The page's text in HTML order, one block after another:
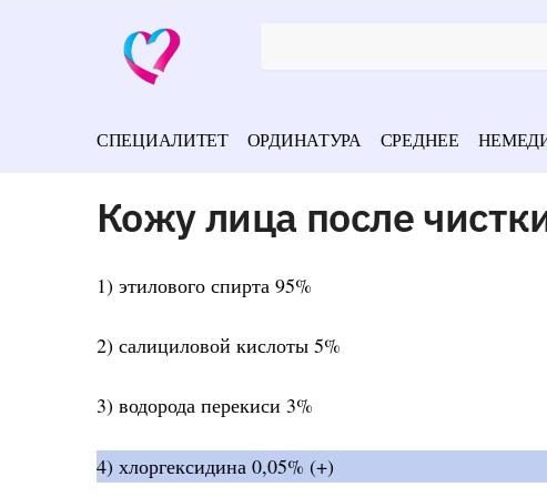
СПЕЦИАЛИТЕТ ОРДИНАТУРА СРЕДНЕЕ
Кожу лица после
1) этилового спирта 95%
2) салициловой кислоты 5%
3) водорода перекиси 3%
4) хлоргексидина 0,05% (+)